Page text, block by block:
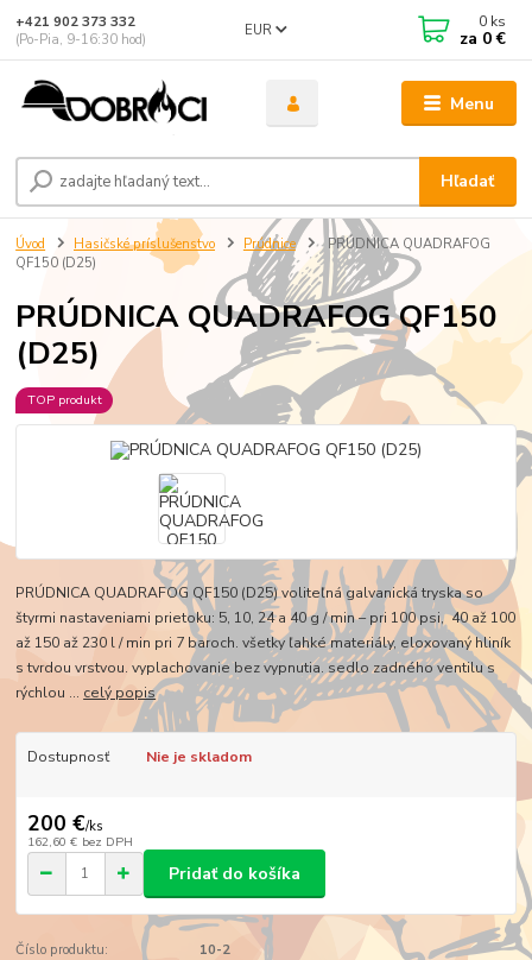
Menu
EUR
Hľadať
+421 902 373 332
(Po-Pia, 9-16:30 hod)
0 ks
za 0 €
Úvod Hasičské príslušenstvo Prúdnice
PRÚDNICA QUADRAFOG
QF150 (D25)
PRÚDNICA QUADRAFOG QF150
(D25)
TOP produkt
PRÚDNICA QUADRAFOG QF150 (D25) voliteľná galvanická tryska so
štyrmi nastaveniami prietoku: 5, 10, 24 a 40 g / min – pri 100 psi, 40 až 100
až 150 až 230 l / min pri 7 baroch. všetky ľahké materiály, eloxovaný hliník
s tvrdou vrstvou. vyplachovanie bez vypnutia. sedlo zadného ventilu s
rýchlou ... celý popis
Dostupnosť Nie je skladom
200 €/ks
162,60 € bez DPH
Pridať do košíka
Číslo produktu: 10-2